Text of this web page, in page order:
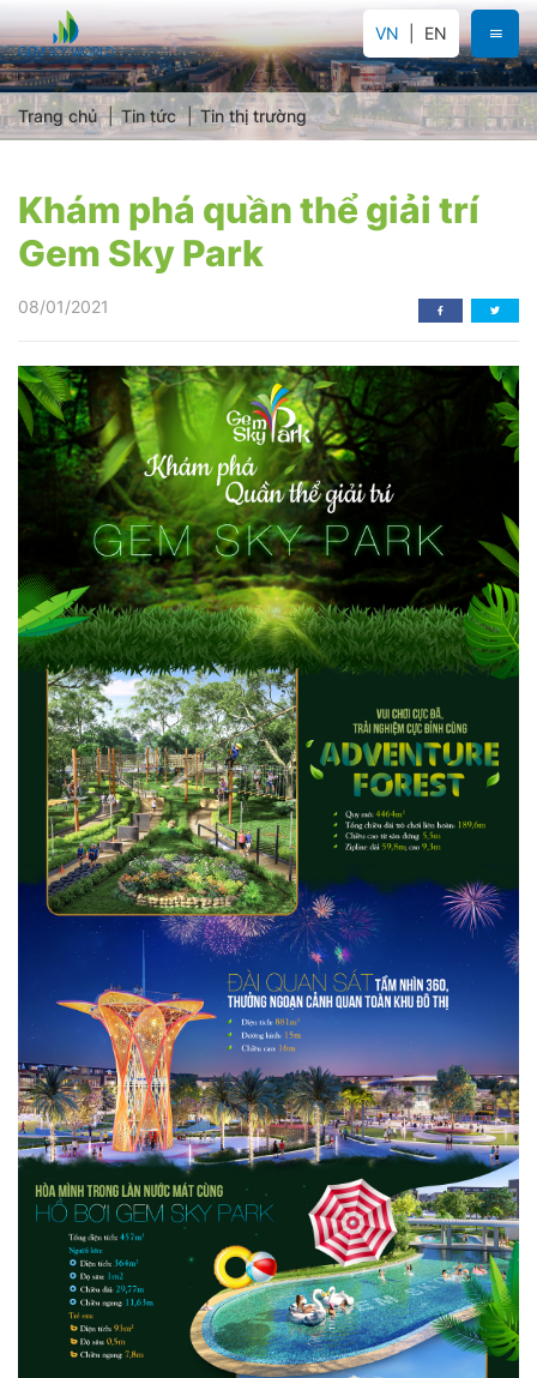
VN EN
Trang chủ Tin tức Tin thị trường
Khám phá quần thể giải trí
Gem Sky Park
08/01/2021